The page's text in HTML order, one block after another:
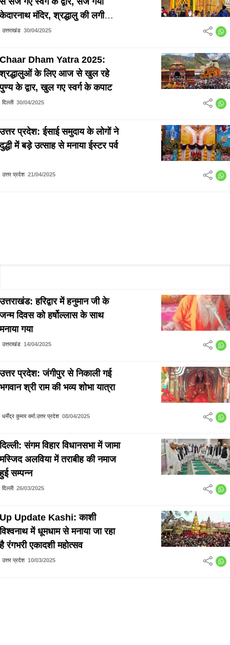
केदारनाथ मंदिर, श्रद्धालु की लगी
लम्बी लम्बी कतार
उत्तराखंड 30/04/2025
Chaar Dham Yatra 2025:
श्रद्धालुओं के लिए आज से खुल रहे
पुण्य के द्वार, खुल गए स्वर्ग के कपाट
दिल्ली 30/04/2025
उत्तर प्रदेश: ईसाई समुदाय के लोगों ने
दुद्धी में बड़े उत्साह से मनाया ईस्टर पर्व
उत्तर प्रदेश 21/04/2025
उत्तराखंड: हरिद्वार में हनुमान जी के
जन्म दिवस को हर्षोल्लास के साथ
मनाया गया
उत्तराखंड 14/04/2025
उत्तर प्रदेश: जंगीपुर से निकाली गई
भगवान श्री राम की भव्य शोभा यात्रा
धर्मेंद्र कुमार वर्मा.उत्तर प्रदेश 08/04/2025
दिल्ली: संगम विहार विधानसभा में जामा
मस्जिद अलविया में तराबीह की नमाज
हुई सम्पन्न
दिल्ली 26/03/2025
Up Update Kashi: काशी
विश्वनाथ में धूमधाम से मनाया जा रहा
है रंगभरी एकादशी महोत्सव
उत्तर प्रदेश 10/03/2025